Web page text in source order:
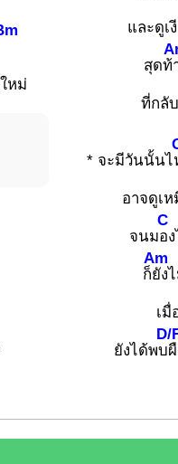
หม่
และดูเ
สุดท้
ที่กลั
* จะมีวันนั้นไ
อาจดูเ
จนม
C
อ
ก็
Am
ยัง
เมื่
ยังได้พบ
D/